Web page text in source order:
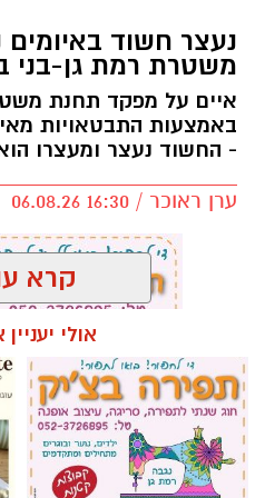
מטרת השינוי היא להעניק
נעימה והיא מתבצע
כרמל שאמה הכהן
העירונית ר״ג, רוני יהודה.
מקומות.
נעצר חשוד
משטרת רמת גן-בני
איים על מפקד תחנת
באמצעות התבטאויות
- החשוד נעצר ומעצרו
ערן ראוכר / 16:30 06.08.26
תגים:משטרת ישראל,
קרא
אולי